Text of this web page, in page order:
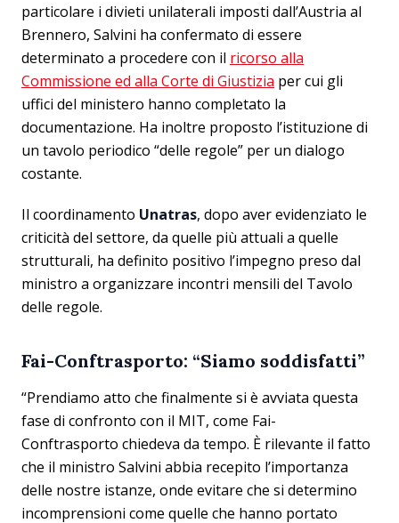
particolare i divieti unilaterali imposti dall’Austria al
Brennero, Salvini ha confermato di essere
determinato a procedere con il ricorso alla
Commissione ed alla Corte di Giustizia per cui gli
uffici del ministero hanno completato la
documentazione. Ha inoltre proposto l’istituzione di
un tavolo periodico “delle regole” per un dialogo
costante.
Il coordinamento Unatras, dopo aver evidenziato le
criticità del settore, da quelle più attuali a quelle
strutturali, ha definito positivo l’impegno preso dal
ministro a organizzare incontri mensili del Tavolo
delle regole.
Fai-Conftrasporto: “Siamo soddisfatti”
“Prendiamo atto che finalmente si è avviata questa
fase di confronto con il MIT, come Fai-
Conftrasporto chiedeva da tempo. È rilevante il fatto
che il ministro Salvini abbia recepito l’importanza
delle nostre istanze, onde evitare che si determino
incomprensioni come quelle che hanno portato